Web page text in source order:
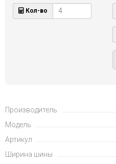
Кол-во
Производитель
Модель
Артикул
Ширина шины